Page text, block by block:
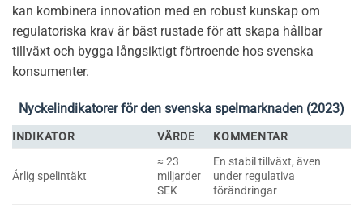
kan kombinera innovation med en robust kunskap om
regulatoriska krav är bäst rustade för att skapa hållbar
tillväxt och bygga långsiktigt förtroende hos svenska
konsumenter.
Nyckelindikatorer för den svenska spelmarknaden (2023)
INDIKATOR VÄRDE KOMMENTAR
Årlig spelintäkt
≈ 23
miljarder
SEK
En stabil tillväxt, även
under regulativa
förändringar